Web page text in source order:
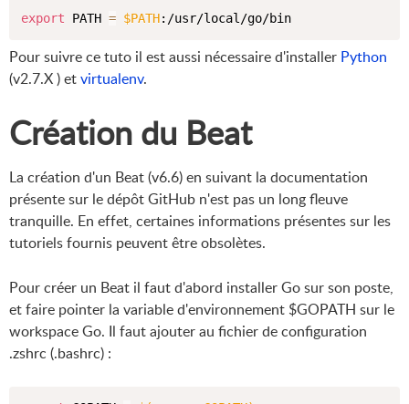
export PATH = $PATH
Pour suivre ce tuto il est aussi nécessaire d'installer Python
(v2.7.X ) etvirtualenv.
Création du Beat
La création d'un Beat (v6.6) en suivant la documentation
présente sur le dépôt GitHub n'est pas un long fleuve
tranquille. En effet, certaines informations présentes sur les
tutoriels fournis peuvent être obsolètes.
Pour créer un Beat il faut d'abord installer Go sur son poste,
et faire pointer la variable d'environnement $GOPATH sur le
workspace Go. Il faut ajouter au fichier de configuration
.zshrc (.bashrc) :